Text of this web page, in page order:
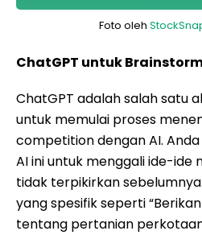
Foto oleh
ChatGPT untuk
ChatGPT adalah salah satu
untuk memulai proses
competition dengan AI.
AI ini untuk menggali ide-ide
tidak terpikirkan
yang spesifik seperti
tentang pertanian